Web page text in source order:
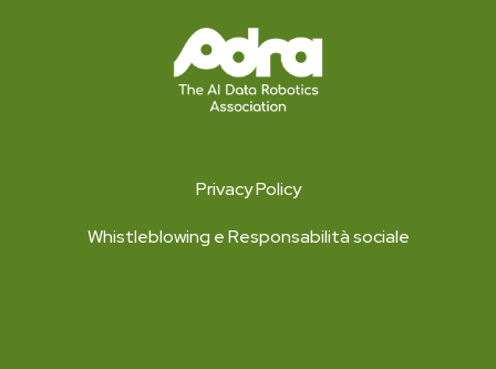
Privacy Policy
Whistleblowing e Responsabilità sociale